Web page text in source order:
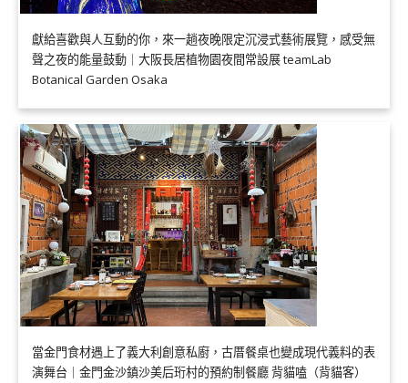
獻給喜歡與人互動的你，來一趟夜晚限定沉浸式藝術展覽，感受無
聲之夜的能量鼓動｜大阪長居植物園夜間常設展 teamLab
Botanical Garden Osaka
當金門食材遇上了義大利創意私廚，古厝餐桌也變成現代義料的表
演舞台｜金門金沙鎮沙美后珩村的預約制餐廳 背貓嗑（背貓客）